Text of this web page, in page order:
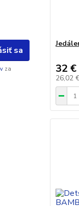
sa
za
32 €
26,02